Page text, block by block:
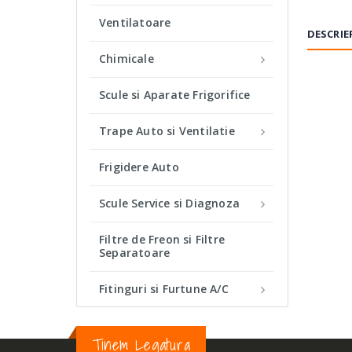
Ventilatoare
Chimicale
Scule si Aparate Frigorifice
Trape Auto si Ventilatie
Frigidere Auto
Scule Service si Diagnoza
Filtre de Freon si Filtre
Separatoare
Fitinguri si Furtune A/C
Tinem Legatura